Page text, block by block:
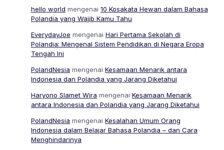
hello world mengenai 10 Kosakata Hewan dalam Bahasa
Polandia yang Wajib Kamu Tahu
EverydayJoe mengenai Hari Pertama Sekolah di
Polandia: Mengenal Sistem Pendidikan di Negara Eropa
Tengah Ini
PolandNesia mengenai Kesamaan Menarik antara
Indonesia dan Polandia yang Jarang Diketahui
Haryono Slamet Wira mengenai Kesamaan Menarik
antara Indonesia dan Polandia yang Jarang Diketahui
PolandNesia mengenai Kesalahan Umum Orang
Indonesia dalam Belajar Bahasa Polandia – dan Cara
Menghindarinya